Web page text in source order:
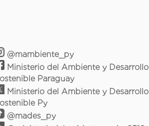
@mambiente_py
Ministerio del Ambiente y Desarrollo
Paraguay
Ministerio del Ambiente y Desarrollo
Py
@mades_py